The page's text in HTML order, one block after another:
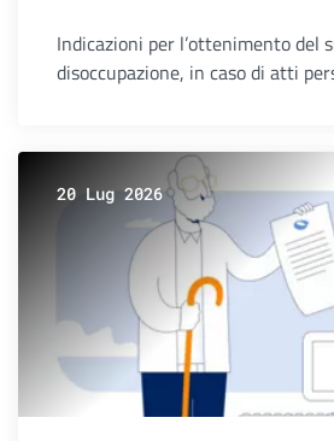
Indicazioni per l’ottenimento del
disoccupazione, in caso di atti
20 Lug 2026